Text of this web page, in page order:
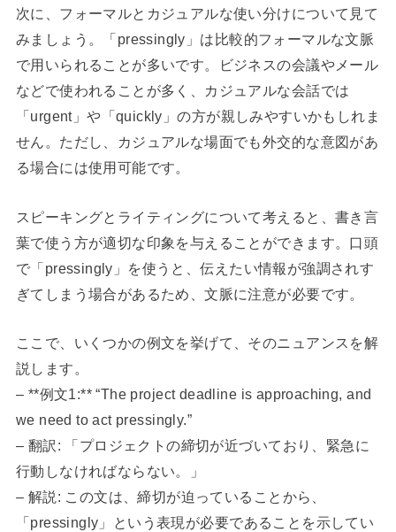
次に、フォーマルとカジュアルな使い分けについて見て
みましょう。「pressingly」は比較的フォーマルな文脈
で用いられることが多いです。ビジネスの会議やメール
などで使われることが多く、カジュアルな会話では
「urgent」や「quickly」の方が親しみやすいかもしれま
せん。ただし、カジュアルな場面でも外交的な意図があ
る場合には使用可能です。
スピーキングとライティングについて考えると、書き言
葉で使う方が適切な印象を与えることができます。口頭
で「pressingly」を使うと、伝えたい情報が強調されす
ぎてしまう場合があるため、文脈に注意が必要です。
ここで、いくつかの例文を挙げて、そのニュアンスを解
説します。
– **例文1:** “The project deadline is approaching, and
we need to act pressingly.”
– 翻訳: 「プロジェクトの締切が近づいており、緊急に
行動しなければならない。」
– 解説: この文は、締切が迫っていることから、
「pressingly」という表現が必要であることを示してい